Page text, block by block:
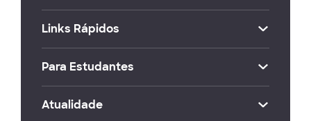
Links Rápidos
Para Estudantes
Atualidade